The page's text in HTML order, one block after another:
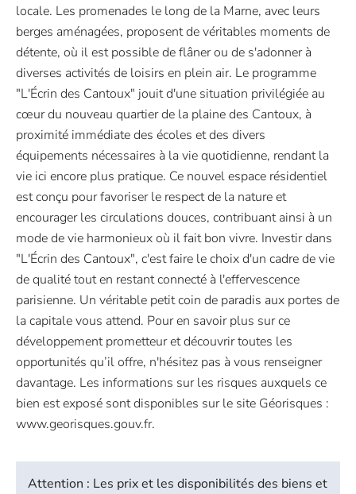
locale. Les promenades le long de la Marne, avec leurs
berges aménagées, proposent de véritables moments de
détente, où il est possible de flâner ou de s'adonner à
diverses activités de loisirs en plein air. Le programme
"L'Écrin des Cantoux" jouit d'une situation privilégiée au
cœur du nouveau quartier de la plaine des Cantoux, à
proximité immédiate des écoles et des divers
équipements nécessaires à la vie quotidienne, rendant la
vie ici encore plus pratique. Ce nouvel espace résidentiel
est conçu pour favoriser le respect de la nature et
encourager les circulations douces, contribuant ainsi à un
mode de vie harmonieux où il fait bon vivre. Investir dans
"L'Écrin des Cantoux", c'est faire le choix d'un cadre de vie
de qualité tout en restant connecté à l'effervescence
parisienne. Un véritable petit coin de paradis aux portes de
la capitale vous attend. Pour en savoir plus sur ce
développement prometteur et découvrir toutes les
opportunités qu’il offre, n'hésitez pas à vous renseigner
davantage. Les informations sur les risques auxquels ce
bien est exposé sont disponibles sur le site Géorisques :
www.georisques.gouv.fr.
Attention : Les prix et les disponibilités des biens et